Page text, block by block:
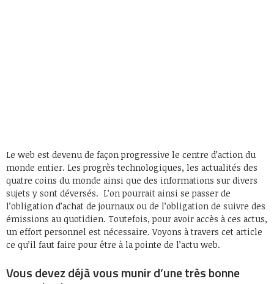
Le web est devenu de façon progressive le centre d’action du
monde entier. Les progrès technologiques, les actualités des
quatre coins du monde ainsi que des informations sur divers
sujets y sont déversés. L’on pourrait ainsi se passer de
l’obligation d’achat de journaux ou de l’obligation de suivre des
émissions au quotidien. Toutefois, pour avoir accès à ces actus,
un effort personnel est nécessaire. Voyons à travers cet article
ce qu’il faut faire pour être à la pointe de l’actu web.
Vous devez déjà vous munir d’une très bonne